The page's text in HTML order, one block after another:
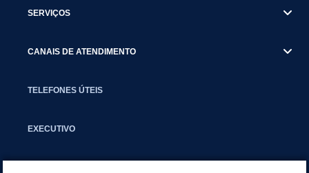
SERVIÇOS
CANAIS DE ATENDIMENTO
TELEFONES ÚTEIS
EXECUTIVO